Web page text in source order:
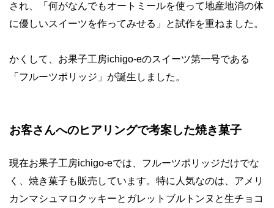
され、「何がなんでもオートミールを使って地産地消の体
に優しいスイーツを作ってみせる」と試作を重ねました。
かくして、お果子工房ichigo-eのスイーツ第一号である
「フルーツポリッジ」が誕生しました。
お客さんへのヒアリングで考案した焼き菓子
現在お果子工房ichigo-eでは、フルーツポリッジだけでな
く、焼き菓子も販売しています。特に人気なのは、アメリ
カンマシュマロクッキーとガレットブルトンヌと生チョコ